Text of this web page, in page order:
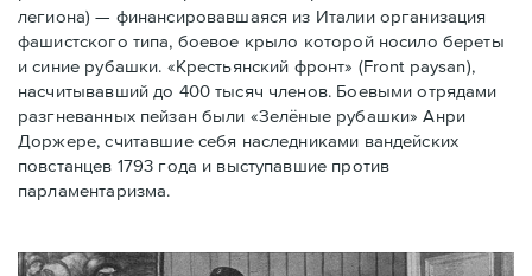
легиона) — финансировавшаяся из Италии организация
фашистского типа, боевое крыло которой носило береты
и синие рубашки. «Крестьянский фронт» (Front paysan),
насчитывавший до 400 тысяч членов. Боевыми отрядами
разгневанных пейзан были «Зелёные рубашки» Анри
Доржере, считавшие себя наследниками вандейских
повстанцев 1793 года и выступавшие против
парламентаризма.